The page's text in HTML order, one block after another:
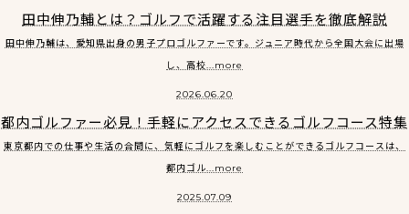
田中伸乃輔とは？ゴルフで活躍する注目選手を徹底解説
田中伸乃輔は、愛知県出身の男子プロゴルファーです。ジュニア時代から全国大会に出場
し、高校...more
2026.06.20
都内ゴルファー必見！手軽にアクセスできるゴルフコース特集
東京都内での仕事や生活の合間に、気軽にゴルフを楽しむことができるゴルフコースは、
都内ゴル...more
2025.07.09